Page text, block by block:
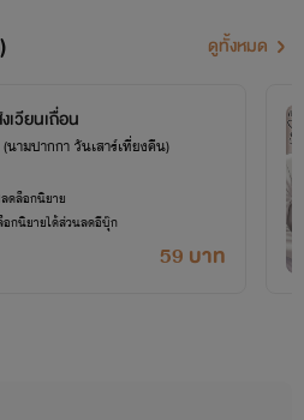
ามารถแยกนามปากกาได้ ต้องขออภัยในความแต่งไปทั่ว
คะคุณรี๊ดแสนน่ารักที่ติดตาม
ดูทั้งหมด
เวียนเถื่อน
(นามปากกา วันเสาร์เที่ยงคืน)
59 บาท
ดล็อกนิยาย
อกนิยายได้ส่วนลดอีบุ๊ก